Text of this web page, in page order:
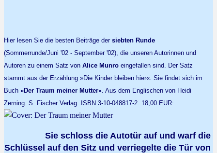
Hier lesen Sie die besten Beiträge der siebten Runde
(Sommerrunde/Juni '02 - September '02), die unseren Autorinnen und
Autoren zu einem Satz von Alice Munro eingefallen sind. Der Satz
stammt aus der Erzählung »Die Kinder bleiben hier«. Sie findet sich im
Buch »Der Traum meiner Mutter«. Aus dem Englischen von Heidi
Zerning. S. Fischer Verlag. ISBN 3-10-048817-2. 18,00 EUR:
Sie schloss die Autotür auf und warf die
Schlüssel auf den Sitz und verriegelte die Tür von